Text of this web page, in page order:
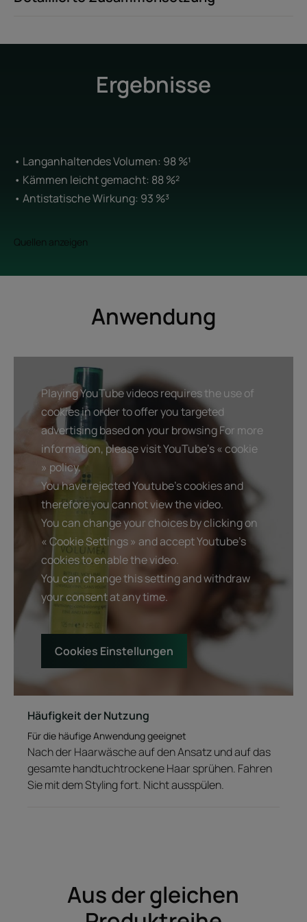
Ergebnisse
• Langanhaltendes Volumen: 98 %¹
• Kämmen leicht gemacht: 88 %²
• Antistatische Wirkung: 93 %³
Quellen anzeigen
Anwendung
Playing YouTube videos requires the use of
cookies in order to offer you targeted
advertising based on your browsing For more
information, please visit YouTube's « cookie
» policy.
You have rejected Youtube's cookies and
therefore you cannot view the video.
You can change your choices by clicking on
« Cookie Settings » and accept Youtube's
cookies to enable the video.
You can change this setting and withdraw
your consent at any time.
Cookies Einstellungen
Häufigkeit der Nutzung
Für die häufige Anwendung geeignet
Nach der Haarwäsche auf den Ansatz und auf das
gesamte handtuchtrockene Haar sprühen. Fahren
Sie mit dem Styling fort. Nicht ausspülen.
Aus der gleichen